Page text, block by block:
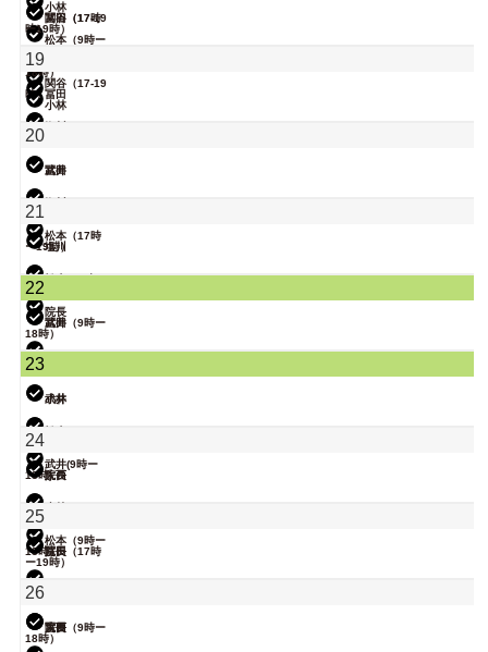
関谷（17-19
時）
小林
松本（9時ー
18時）
関谷（17-19
時）
冨田（17時
ー19時）
18時）
小林
武井
19
冨田
20
冨田
松本（17時
ー19時）
院長
21
塩川
18時）
武井
時）
22
冨田（9時ー
18時）
武井
時）
院長
23
小林
武井(9時ー
18時)
時）
院長
24
大西
松本（9時ー
18時）
時）
院長
25
冨田（17時
ー19時）
大西（9時ー
18時）
26
冨田